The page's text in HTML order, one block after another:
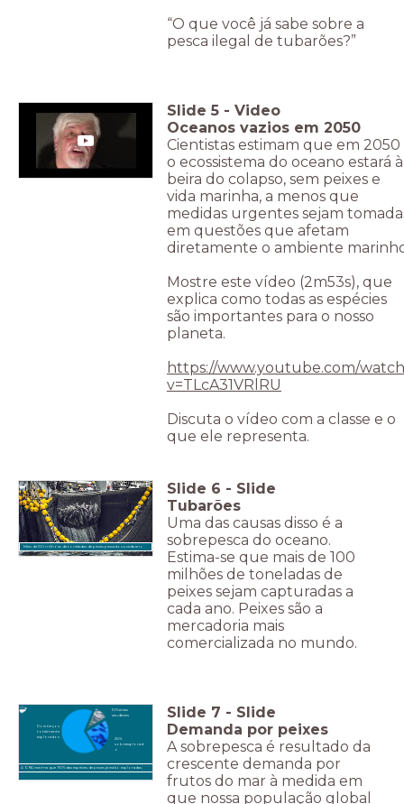
“O que você já sabe sobre a
pesca ilegal de tubarões?”
Slide 5 - Video
Oceanos vazios em 2050
Cientistas estimam que em 2050
o ecossistema do oceano estará à
beira do colapso, sem peixes e
vida marinha, a menos que
medidas urgentes sejam
em questões que afetam
diretamente o ambiente
Mostre este vídeo (2m53s), que
explica como todas as espécies
são importantes para o nosso
planeta.
https://www.youtube.com/
v=TLcA31VRlRU
Discuta o vídeo com a classe e o
que ele representa.
Mais de 100 milhões de toneladas de peixes pescados a cada ano.
Slide 6 - Slide
Tubarões
Uma das causas disso é a
sobrepesca do oceano.
Estima-se que mais de 100
milhões de toneladas de
peixes sejam capturadas a
cada ano. Peixes são a
mercadoria mais
comercializada no mundo.
Dois terços
totalmente
explorados
26%
sobreexplorad
o
10% áreas
saudáveis
A ONU estima que 90% das espécies de peixes já estão exploradas.
Slide 7 - Slide
Demanda por peixes
A sobrepesca é resultado da
crescente demanda por
frutos do mar à medida em
que nossa população global